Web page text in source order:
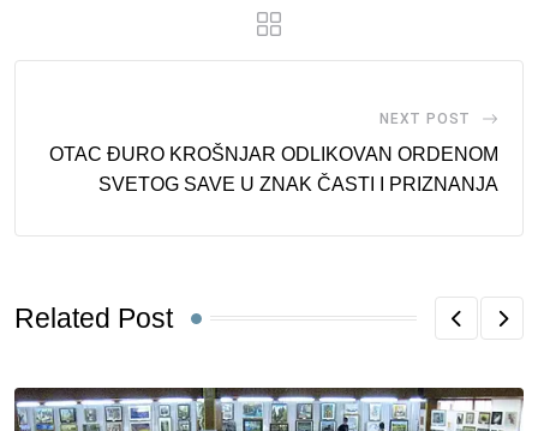
NEXT POST
OTAC ĐURO KROŠNJAR ODLIKOVAN ORDENOM
SVETOG SAVE U ZNAK ČASTI I PRIZNANJA
Related Post